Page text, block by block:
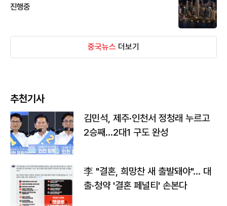
진행중
중국뉴스 더보기
추천기사
김민석, 제주·인천서 정청래 누르고
2승째…2대1 구도 완성
李 "결혼, 희망찬 새 출발돼야"… 대
출·청약 '결혼 페널티' 손본다